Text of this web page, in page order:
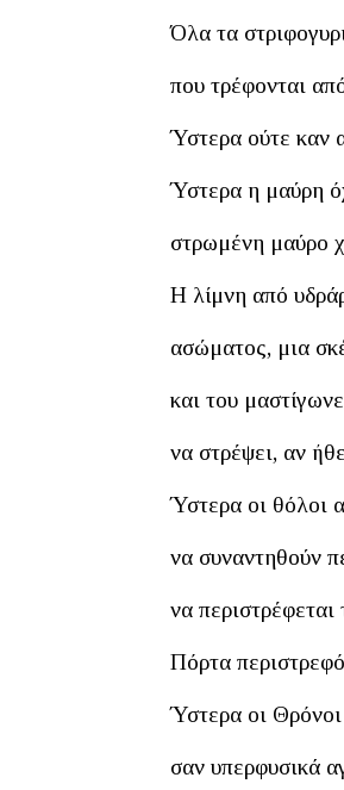
Όλα τα
που τρέφονται
Ύστερα ούτε καν
Ύστερα η μαύρη
στρωμένη μαύρο
Η λίμνη από
ασώματος, μια
και του
να στρέψει, αν
Ύστερα οι θόλοι
να συναντηθούν
να
Πόρτα
Ύστερα οι Θρόνοι
σαν υπερφυσικά